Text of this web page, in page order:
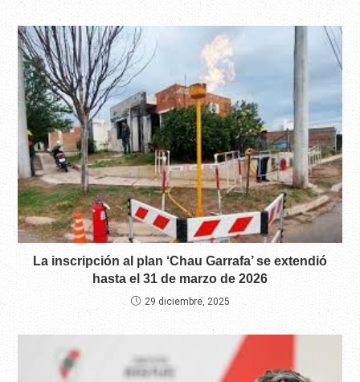
La inscripción al plan ‘Chau Garrafa’ se extendió
hasta el 31 de marzo de 2026
29 diciembre, 2025